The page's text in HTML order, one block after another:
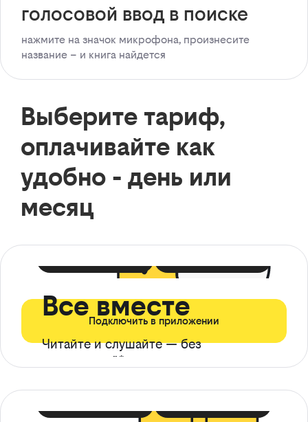
голосовой ввод в поиске
нажмите на значок микрофона, произнесите
название – и книга найдется
Выберите тариф,
оплачивайте как
удобно - день или
месяц
Все вместе
Читайте и слушайте — без
ограничений*
Подключить в приложении